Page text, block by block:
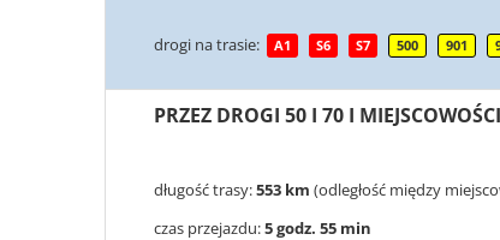
drogi na trasie: A1 S6 S7 500 901
PRZEZ DROGI 50 I 70 I
długość trasy:553 km (odległość między
czas przejazdu:5 godz. 55 min